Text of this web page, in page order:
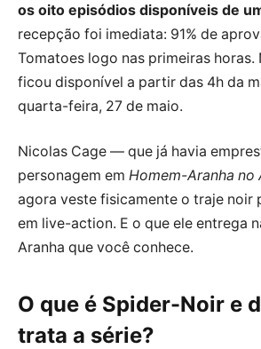
os oito episódios disponíveis de
recepção foi imediata: 91% de
Tomatoes logo nas primeiras horas.
ficou disponível a partir das 4h da
quarta-feira, 27 de maio.
Nicolas Cage — que já havia
personagem em Homem-Aranha no
agora veste fisicamente o traje noir
em live-action. E o que ele entrega
Aranha que você conhece.
O que é Spider-Noir e
trata a série?